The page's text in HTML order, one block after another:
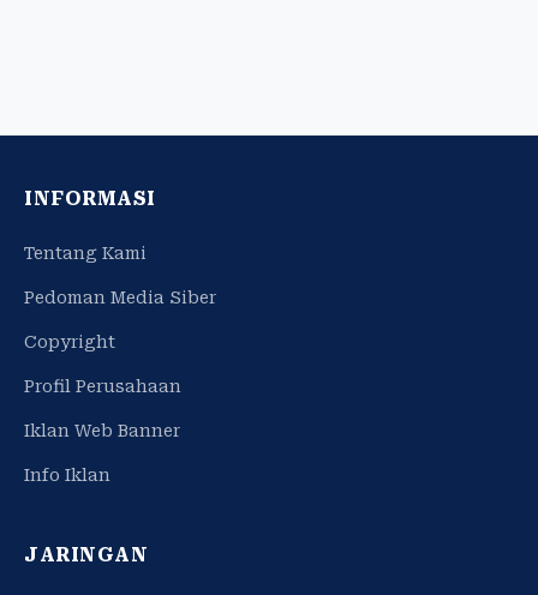
INFORMASI
Tentang Kami
Pedoman Media Siber
Copyright
Profil Perusahaan
Iklan Web Banner
Info Iklan
JARINGAN